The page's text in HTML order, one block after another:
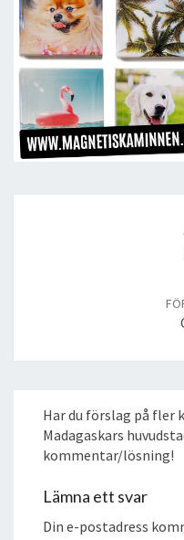
Har du förslag på fler
Madagaskars
kommentar/lösning!
Lämna ett svar
Din e-postadress